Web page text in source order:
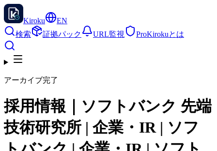
Kiroku
EN
検索
証拠パック URL監視 ProKirokuとは
アーカイブ完了
採用情報｜ソフトバンク 先端
技術研究所 | 企業・IR | ソフ